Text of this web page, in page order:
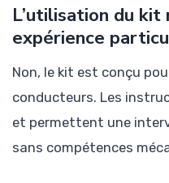
L’utilisation du
expérience
Non, le kit est conçu
conducteurs. Les
et permettent une
sans compétences